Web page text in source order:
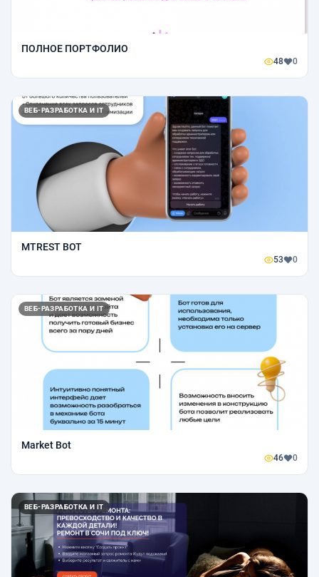
ПОЛНОЕ ПОРТФОЛИО
48 0
ВЕБ-РАЗРАБОТКА И IT
MTREST BOT
53 0
ВЕБ-РАЗРАБОТКА И IT
Market Bot
46 0
ВЕБ-РАЗРАБОТКА И IT